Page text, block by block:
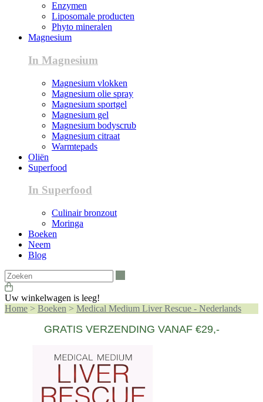
Enzymen
Liposomale producten
Phyto mineralen
Magnesium
In Magnesium
Magnesium vlokken
Magnesium olie spray
Magnesium sportgel
Magnesium gel
Magnesium bodyscrub
Magnesium citraat
Warmtepads
Oliën
Superfood
In Superfood
Culinair bronzout
Moringa
Boeken
Neem
Blog
Uw winkelwagen is leeg!
Home > Boeken > Medical Medium Liver Rescue - Nederlands
GRATIS VERZENDING VANAF €29,-